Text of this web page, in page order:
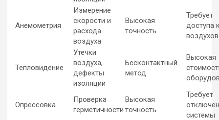
Анемометрия
Измерение
скорости и
расхода
воздуха
Высокая
точность
Требует
доступа
Тепловидение
Утечки
воздуха,
дефекты
изоляции
Бесконтактный
метод
Высокая
Опрессовка
Проверка
герметичности
Высокая
точность
Требует
системы